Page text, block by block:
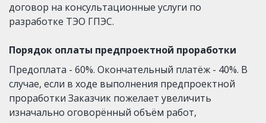
договор на консультационные услуги по
разработке ТЭО ГПЭС.
Порядок оплаты предпроектной проработки
Предоплата - 60%. Окончательный платёж - 40%. В
случае, если в ходе выполнения предпроектной
проработки Заказчик пожелает увеличить
изначально оговорённый объём работ,